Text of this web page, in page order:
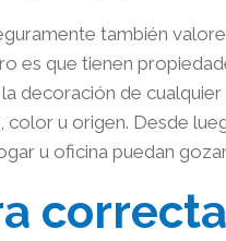
también
es que tienen
decoración de
u origen. Desde
u oficina puedan